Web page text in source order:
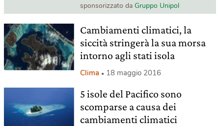
sponsorizzato da Gruppo Unipol
Cambiamenti climatici, la
siccità stringerà la sua morsa
intorno agli stati isola
Clima 18 maggio 2016
5 isole del Pacifico sono
scomparse a causa dei
cambiamenti climatici